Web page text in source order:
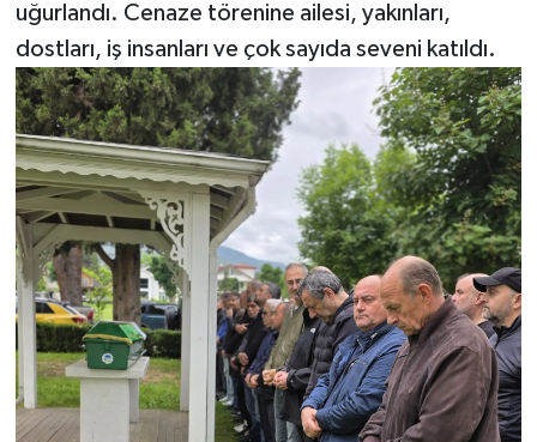
uğurlandı. Cenaze törenine ailesi, yakınları,
dostları, iş insanları ve çok sayıda seveni katıldı.